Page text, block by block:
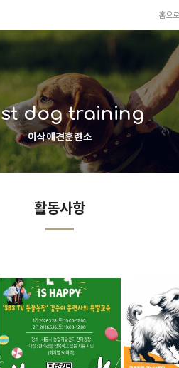
홈으로
dog training
이삭애견훈련소
활동사항